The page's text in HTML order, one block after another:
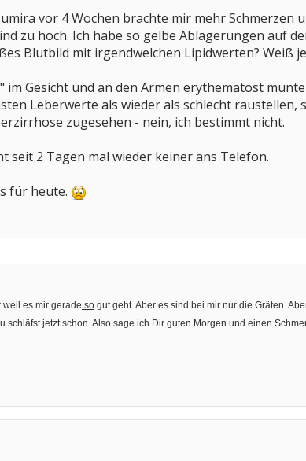
vor 4 Wochen brachte mir mehr
zu hoch. Ich habe so gelbe Ablagerungen auf
Blutbild mit irgendwelchen Lipidwerten? Weiß
im Gesicht und an den Armen erythematöst
Leberwerte als wieder als schlecht
zugesehen - nein, ich bestimmt nicht.
seit 2 Tagen mal wieder keiner ans Telefon.
für heute.
weil es mir gerade so gut geht. Aber es sind bei mir nur die Gräten.
schläfst jetzt schon. Also sage ich Dir guten Morgen und einen